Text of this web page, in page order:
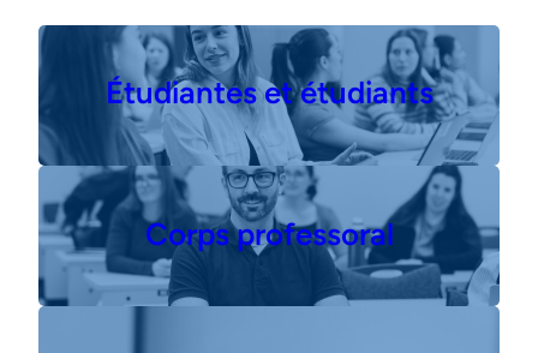
Étudiantes et étudiants
Corps professoral